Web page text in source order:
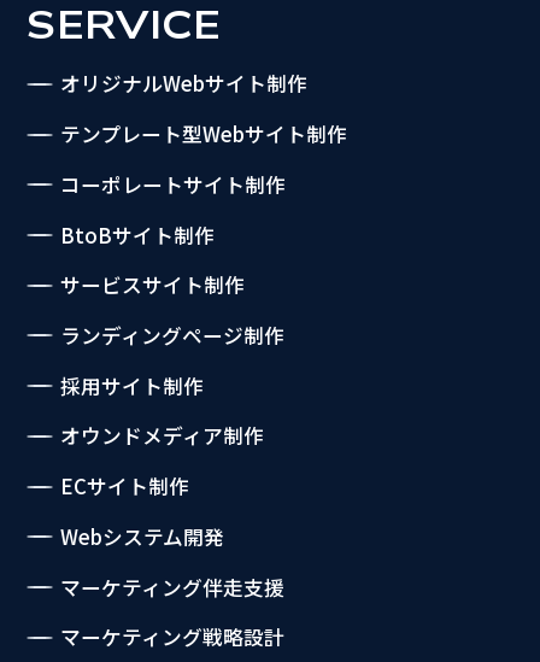
SERVICE
オリジナルWebサイト制作
テンプレート型Webサイト制作
コーポレートサイト制作
BtoBサイト制作
サービスサイト制作
ランディングページ制作
採用サイト制作
オウンドメディア制作
ECサイト制作
Webシステム開発
マーケティング伴走支援
マーケティング戦略設計